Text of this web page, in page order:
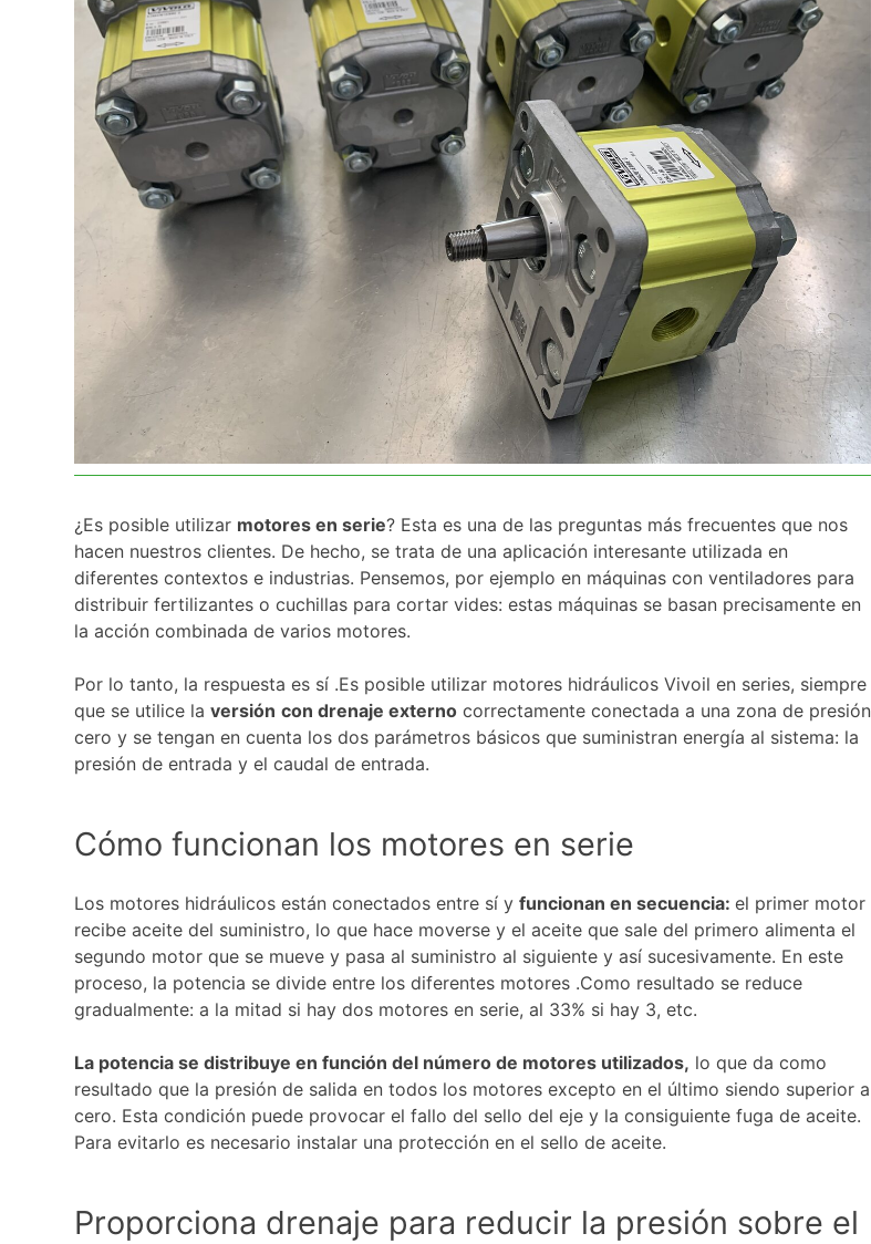
¿Es posible utilizar motores en serie? Esta es una de las preguntas más frecuentes que nos
hacen nuestros clientes. De hecho, se trata de una aplicación interesante utilizada en
diferentes contextos e industrias. Pensemos, por ejemplo en máquinas con ventiladores para
distribuir fertilizantes o cuchillas para cortar vides: estas máquinas se basan precisamente en
la acción combinada de varios motores.
Por lo tanto, la respuesta es sí .Es posible utilizar motores hidráulicos Vivoil en series, siempre
que se utilice laversión con drenaje externo correctamente conectada a una zona de presión
cero y se tengan en cuenta los dos parámetros básicos que suministran energía al sistema: la
presión de entrada y el caudal de entrada.
Cómo funcionan los motores en serie
Los motores hidráulicos están conectados entre sí yfuncionan en secuencia:el primer motor
recibe aceite del suministro, lo que hace moverse y el aceite que sale del primero alimenta el
segundo motor que se mueve y pasa al suministro al siguiente y así sucesivamente. En este
proceso, la potencia se divide entre los diferentes motores .Como resultado se reduce
gradualmente: a la mitad si hay dos motores en serie, al 33% si hay 3, etc.
La potencia se distribuye en función del número de motores utilizados, lo que da como
resultado que la presión de salida en todos los motores excepto en el último siendo superior a
cero. Esta condición puede provocar el fallo del sello del eje y la consiguiente fuga de aceite.
Para evitarlo es necesario instalar una protección en el sello de aceite.
Proporciona drenaje para reducir la presión sobre el